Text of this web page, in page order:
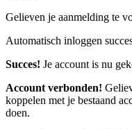
Gelieven je aanmelding te
Automatisch inloggen
Succes! Je account is nu
Account verbonden!
koppelen met je bestaand
doen.